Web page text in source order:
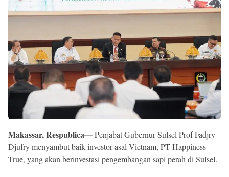
Makassar, Respublica—Penjabat Gubernur Sulsel Prof Fadjry
Djufry menyambut baik investor asal Vietnam, PT Happiness
True, yang akan berinvestasi pengembangan sapi perah di Sulsel.